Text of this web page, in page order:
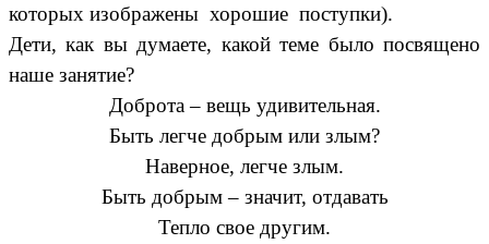
которых изображены хорошие поступки).
Дети, как вы думаете, какой теме было посвящено
наше занятие?
Доброта – вещь удивительная.
Быть легче добрым или злым?
Наверное, легче злым.
Быть добрым – значит, отдавать
Тепло свое другим.